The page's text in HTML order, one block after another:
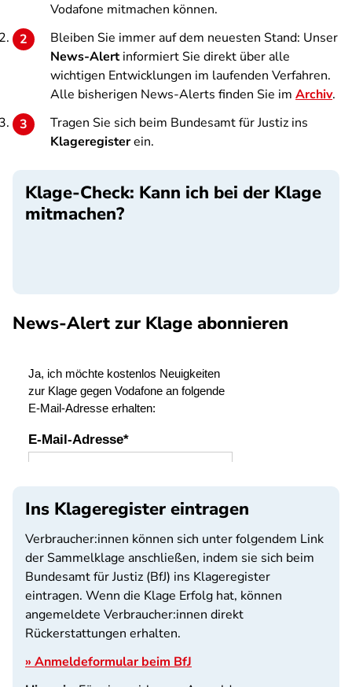
Vodafone mitmachen können.
Bleiben Sie immer auf dem neuesten Stand: Unser
News-Alertinformiert Sie direkt über alle
wichtigen Entwicklungen im laufenden Verfahren.
Alle bisherigen News-Alerts finden Sie im Archiv.
Tragen Sie sich beim Bundesamt für Justiz ins
Klageregisterein.
Klage-Check: Kann ich bei der Klage
mitmachen?
News-Alert zur Klage abonnieren
Ins Klageregister eintragen
Verbraucher:innen können sich unter folgendem Link
der Sammelklage anschließen, indem sie sich beim
Bundesamt für Justiz (BfJ) ins Klageregister
eintragen. Wenn die Klage Erfolg hat, können
angemeldete Verbraucher:innen direkt
Rückerstattungen erhalten.
» Anmeldeformular beim BfJ